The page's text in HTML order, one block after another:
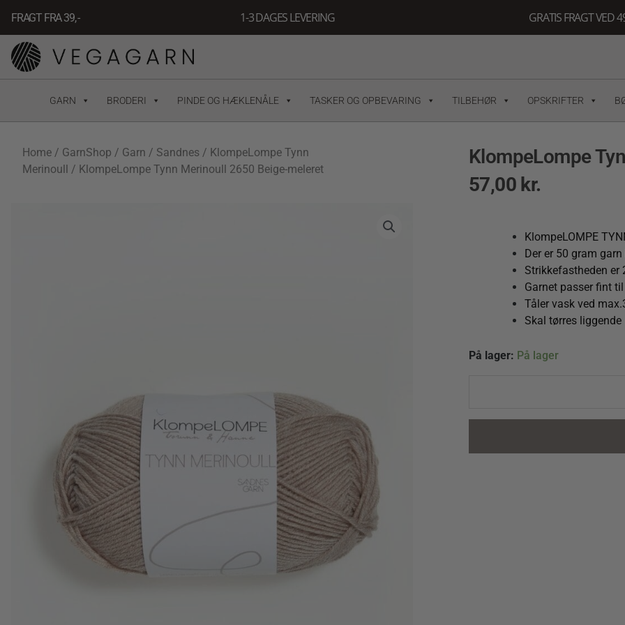
indholdet
FRAGT FRA 39, - 1-3 DAGES LEVERING GRATIS FRAGT VED
GARN BRODERI PINDE OG HÆKLENÅLE TASKER OG OPBEVARING TILBEHØR OPSKRIFTER
Home / GarnShop / Garn / Sandnes / KlompeLompe Tynn
Merinoull / KlompeLompe Tynn Merinoull 2650 Beige-meleret
KlompeLompe
57,00 kr.
KlompeLOMPE
Der er 50 gram
Strikkefastheden er
Garnet passer fint
Tåler vask ved
Skal tørres liggende
På lager: På lager
KlompeLompe
Beige-
quantity